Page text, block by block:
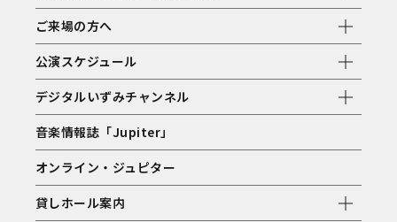
ご来場の方へ
公演スケジュール
デジタルいずみチャンネル
音楽情報誌「Jupiter」
オンライン・ジュピター
貸しホール案内